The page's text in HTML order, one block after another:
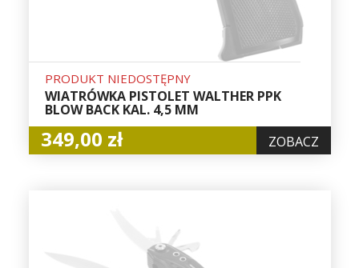
PRODUKT NIEDOSTĘPNY
WIATRÓWKA PISTOLET WALTHER PPK
BLOW BACK KAL. 4,5 MM
349,00 zł ZOBACZ